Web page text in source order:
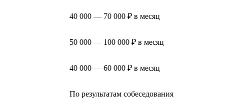
40 000 — 70 000 ₽ в месяц
50 000 — 100 000 ₽ в месяц
40 000 — 60 000 ₽ в месяц
По результатам собеседования